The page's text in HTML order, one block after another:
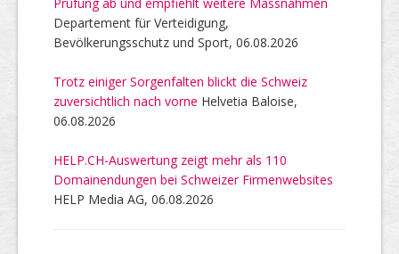
Departement für Verteidigung,
Bevölkerungsschutz und Sport, 06.08.2026
Trotz einiger Sorgenfalten blickt die Schweiz
zuversichtlich nach vorne Helvetia Baloise,
06.08.2026
HELP.CH-Auswertung zeigt mehr als 110
Domainendungen bei Schweizer Firmenwebsites
HELP Media AG, 06.08.2026